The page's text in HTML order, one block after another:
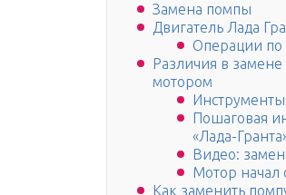
Замена помпы
Двигатель Лада
Операции по
Различия в
мотором
Инструменты
Пошаговая
«Лада-
Видео:
Мотор начал
Как заменить